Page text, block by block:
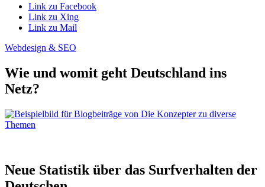
Link zu Facebook
Link zu Xing
Link zu Mail
Webdesign & SEO
Wie und womit geht Deutsch­land ins
Netz?
Neue Statistik über das Surfverhalten der